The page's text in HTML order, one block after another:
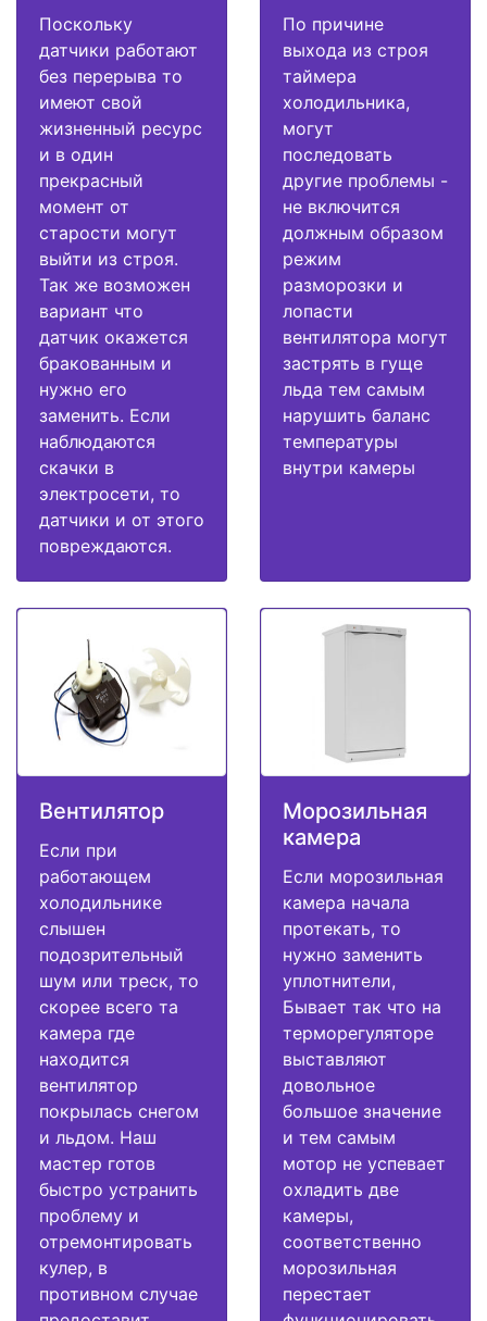
Поскольку
датчики работают
без перерыва то
имеют свой
жизненный ресурс
и в один
прекрасный
момент от
старости могут
выйти из строя.
Так же возможен
вариант что
датчик окажется
бракованным и
нужно его
заменить. Если
наблюдаются
скачки в
электросети, то
датчики и от этого
повреждаются.
По причине
выхода из строя
таймера
холодильника,
могут
последовать
другие проблемы -
не включится
должным образом
режим
разморозки и
лопасти
вентилятора могут
застрять в гуще
льда тем самым
нарушить баланс
температуры
внутри камеры
Вентилятор
Если при
работающем
холодильнике
слышен
подозрительный
шум или треск, то
скорее всего та
камера где
находится
вентилятор
покрылась снегом
и льдом. Наш
мастер готов
быстро устранить
проблему и
отремонтировать
кулер, в
противном случае
Морозильная
камера
Если морозильная
камера начала
протекать, то
нужно заменить
уплотнители,
Бывает так что на
терморегуляторе
выставляют
довольное
большое значение
и тем самым
мотор не успевает
охладить две
камеры,
соответственно
морозильная
перестает